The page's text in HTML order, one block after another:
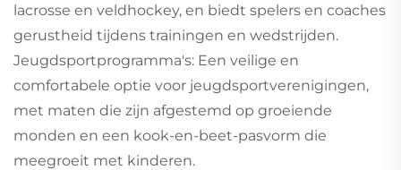
lacrosse en veldhockey, en biedt spelers en coaches
gerustheid tijdens trainingen en wedstrijden.
Jeugdsportprogramma's: Een veilige en
comfortabele optie voor jeugdsportverenigingen,
met maten die zijn afgestemd op groeiende
monden en een kook-en-beet-pasvorm die
meegroeit met kinderen.